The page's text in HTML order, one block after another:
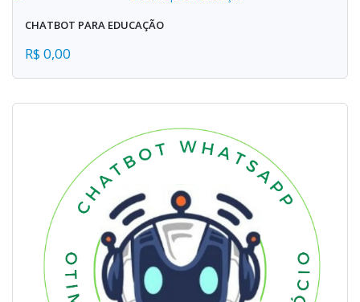
CHATBOT PARA EDUCAÇÃO
R$ 0,00